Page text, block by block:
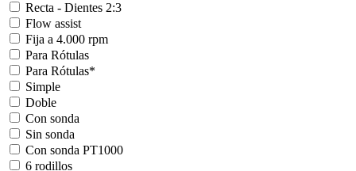
Recta - Dientes 2:3
Flow assist
Fija a 4.000 rpm
Para Rótulas
Para Rótulas*
Simple
Doble
Con sonda
Sin sonda
Con sonda PT1000
6 rodillos